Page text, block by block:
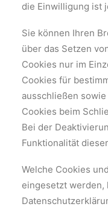
die Einwilligung ist
Sie können Ihren
über das Setzen
Cookies nur im
Cookies für
ausschließen
Cookies beim
Bei der
Funktionalität
Welche Cookies
eingesetzt werden,